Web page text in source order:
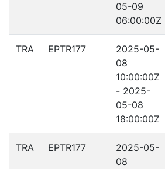
05-09
06:00:00Z
TRA EPTR177
2025-05-
08
10:00:00Z
- 2025-
05-08
18:00:00Z
TRA EPTR177
2025-05-
08